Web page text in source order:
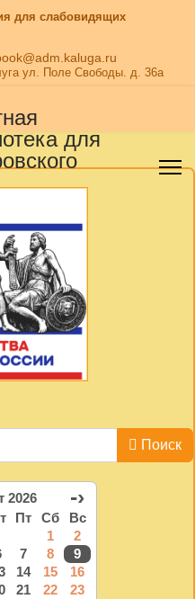
для слабовидящих
ул. Поле Свободы. д. 36а
Поиск
2026 -›
Пт Сб
Вс
1
2
7 8
9
14 15
16
21 22
23